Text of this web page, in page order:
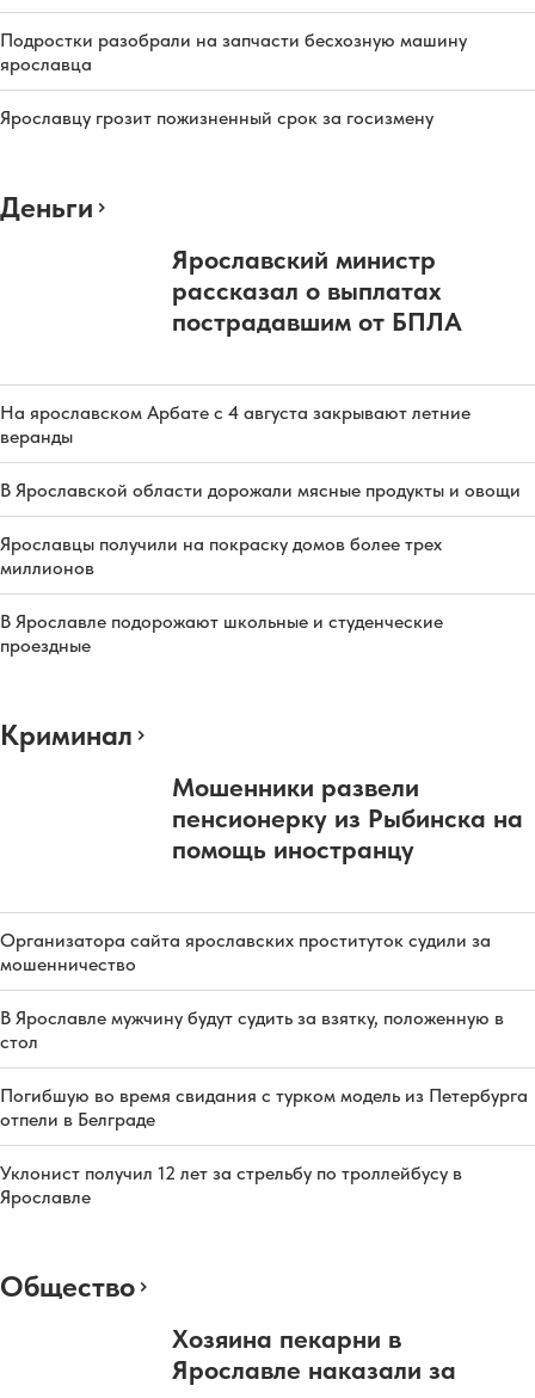
Подростки разобрали на запчасти бесхозную машину
ярославца
Ярославцу грозит пожизненный срок за госизмену
Деньги
Ярославский министр
рассказал о выплатах
пострадавшим от БПЛА
На ярославском Арбате с 4 августа закрывают летние
веранды
В Ярославской области дорожали мясные продукты и овощи
Ярославцы получили на покраску домов более трех
миллионов
В Ярославле подорожают школьные и студенческие
проездные
Криминал
Мошенники развели
пенсионерку из Рыбинска на
помощь иностранцу
Организатора сайта ярославских проституток судили за
мошенничество
В Ярославле мужчину будут судить за взятку, положенную в
стол
Погибшую во время свидания с турком модель из Петербурга
отпели в Белграде
Уклонист получил 12 лет за стрельбу по троллейбусу в
Ярославле
Общество
Хозяина пекарни в
Ярославле наказали за